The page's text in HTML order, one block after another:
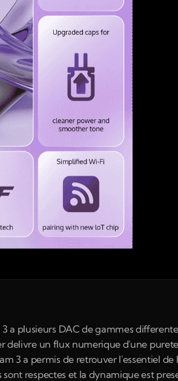
a plusieurs DAC de gammes
delivre un flux numerique d'une
3 a permis de retrouver l'essentiel
sont respectes et la dynamique est